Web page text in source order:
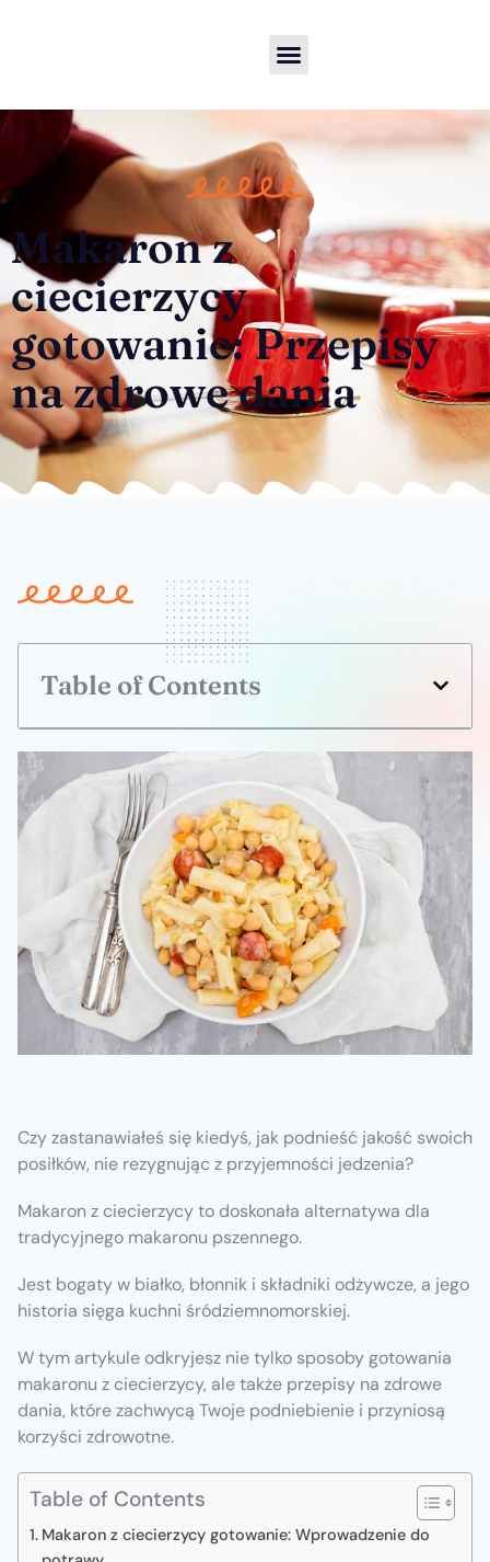
Makaron z
ciecierzycy
gotowanie: Przepisy
na zdrowe dania
Table of Contents
Czy zastanawiałeś się kiedyś, jak podnieść jakość swoich
posiłków, nie rezygnując z przyjemności jedzenia?
Makaron z ciecierzycy to doskonała alternatywa dla
tradycyjnego makaronu pszennego.
Jest bogaty w białko, błonnik i składniki odżywcze, a jego
historia sięga kuchni śródziemnomorskiej.
W tym artykule odkryjesz nie tylko sposoby gotowania
makaronu z ciecierzycy, ale także przepisy na zdrowe
dania, które zachwycą Twoje podniebienie i przyniosą
korzyści zdrowotne.
Table of Contents
Makaron z ciecierzycy gotowanie: Wprowadzenie do